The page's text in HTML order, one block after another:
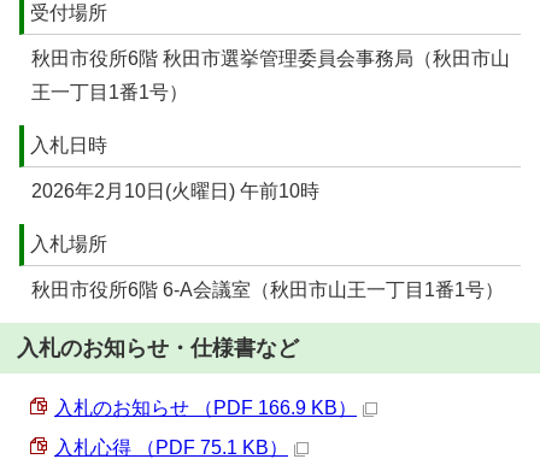
受付場所
秋田市役所6階 秋田市選挙管理委員会事務局（秋田市山
王一丁目1番1号）
入札日時
2026年2月10日(火曜日) 午前10時
入札場所
秋田市役所6階 6-A会議室（秋田市山王一丁目1番1号）
入札のお知らせ・仕様書など
入札のお知らせ （PDF 166.9 KB）
入札心得 （PDF 75.1 KB）